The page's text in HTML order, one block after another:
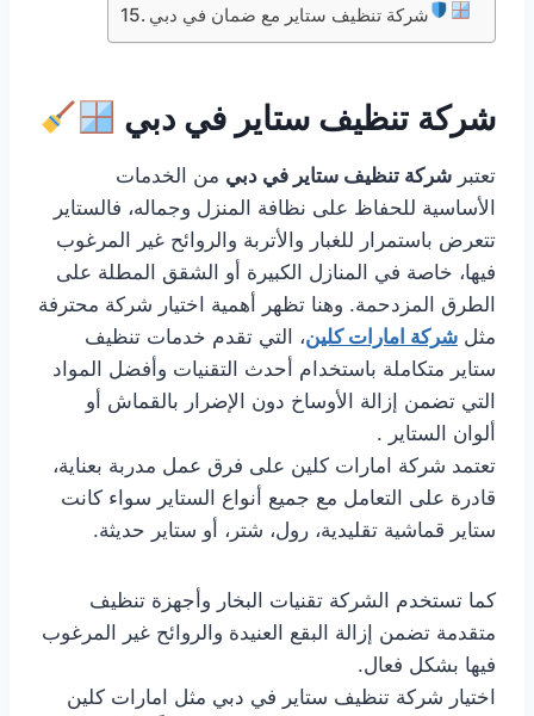
شركة تنظيف ستاير مع ضمان في دبي
شركة تنظيف ستاير في دبي
تعتبر شركة تنظيف ستاير في دبي من الخدمات
الأساسية للحفاظ على نظافة المنزل وجماله، فالستاير
تتعرض باستمرار للغبار والأتربة والروائح غير المرغوب
فيها، خاصة في المنازل الكبيرة أو الشقق المطلة على
الطرق المزدحمة. وهنا تظهر أهمية اختيار شركة محترفة
مثل شركة امارات كلين، التي تقدم خدمات تنظيف
ستاير متكاملة باستخدام أحدث التقنيات وأفضل المواد
التي تضمن إزالة الأوساخ دون الإضرار بالقماش أو
ألوان الستاير .
تعتمد شركة امارات كلين على فرق عمل مدربة بعناية،
قادرة على التعامل مع جميع أنواع الستاير سواء كانت
ستاير قماشية تقليدية، رول، شتر، أو ستاير حديثة.
كما تستخدم الشركة تقنيات البخار وأجهزة تنظيف
متقدمة تضمن إزالة البقع العنيدة والروائح غير المرغوب
فيها بشكل فعال.
اختيار شركة تنظيف ستاير في دبي مثل امارات كلين